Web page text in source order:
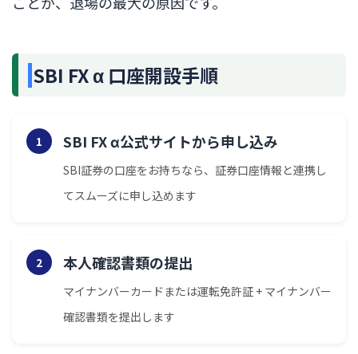
SBI FX α 口座開設手順
1 SBI FX α公式サイトから申し込み
SBI証券の口座をお持ちなら、証券口座情報と連携し
てスムーズに申し込めます
2 本人確認書類の提出
マイナンバーカードまたは運転免許証 + マイナンバー
確認書類を提出します